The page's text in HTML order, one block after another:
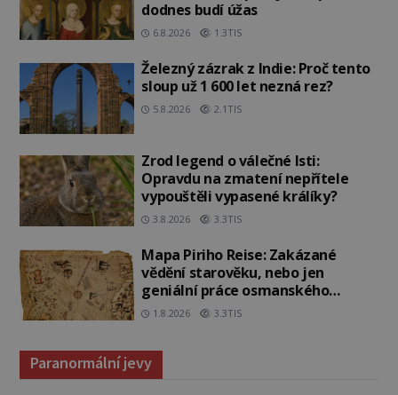
dodnes budí úžas
6.8.2026 1.3TIS
Železný zázrak z Indie: Proč tento
sloup už 1 600 let nezná rez?
5.8.2026 2.1TIS
Zrod legend o válečné lsti:
Opravdu na zmatení nepřítele
vypouštěli vypasené králíky?
3.8.2026 3.3TIS
Mapa Piriho Reise: Zakázané
vědění starověku, nebo jen
geniální práce osmanského
admirála?
1.8.2026 3.3TIS
Paranormální jevy